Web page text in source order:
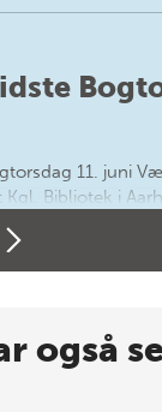
11. juni
Bibliotek i
nyes…
til
også